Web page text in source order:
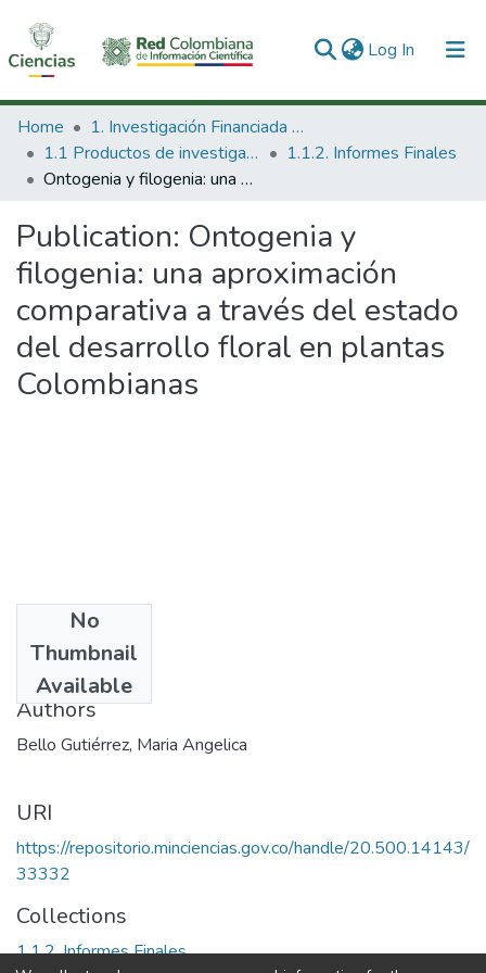
Log In (current)
Communities & Collections
All of DSpace
Home
1. Investigación Financiada con Recursos Públicos
1.1 Productos de investigación
1.1.2. Informes Finales
Ontogenia y filogenia: una aproximación comparativa a través del estado del desarrollo floral en plantas Colombianas
Publication: Ontogenia y
filogenia: una aproximación
comparativa a través del estado
del desarrollo floral en plantas
Colombianas
No
Thumbnail
Available
2008
Authors
Bello Gutiérrez, Maria Angelica
URI
https://repositorio.minciencias.gov.co/handle/20.500.14143/
33332
Collections
1.1.2. Informes Finales